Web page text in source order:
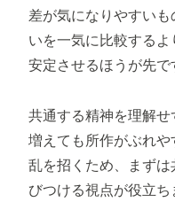
差が気になりやすい
いを一気に比較する
安定させるほうが先で
共通する精神を理解
増えても所作がぶれ
乱を招くため、まず
びつける視点が役立ち